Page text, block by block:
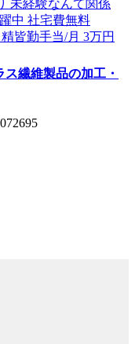
繊維製品の加工・